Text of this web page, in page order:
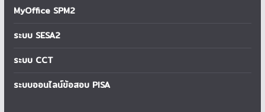
MyOffice SPM2
ระบบ SESA2
ระบบ CCT
ระบบออนไลน์ข้อสอบ PISA